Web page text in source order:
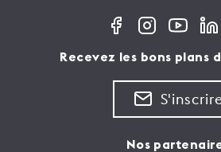
Recevez les bons plans
Nos